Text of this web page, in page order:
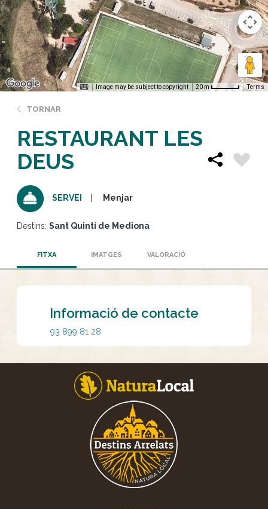
Image may be subject to copyright 20 m Terms
TORNAR
RESTAURANT LES
DEUS
SERVEI Menjar
Destins: Sant Quintí de Mediona
FITXA IMATGES VALORACIÓ
Informació de contacte
93 899 81 28